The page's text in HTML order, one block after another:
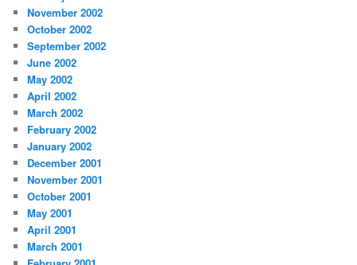
November 2002
October 2002
September 2002
June 2002
May 2002
April 2002
March 2002
February 2002
January 2002
December 2001
November 2001
October 2001
May 2001
April 2001
March 2001